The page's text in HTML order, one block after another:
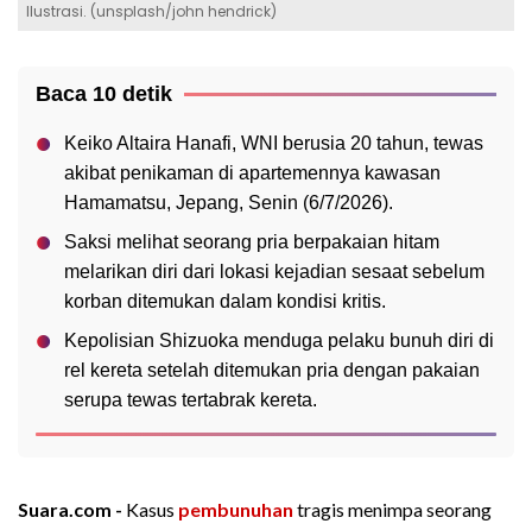
Ilustrasi. (unsplash/john hendrick)
Baca 10 detik
Keiko Altaira Hanafi, WNI berusia 20 tahun, tewas
akibat penikaman di apartemennya kawasan
Hamamatsu, Jepang, Senin (6/7/2026).
Saksi melihat seorang pria berpakaian hitam
melarikan diri dari lokasi kejadian sesaat sebelum
korban ditemukan dalam kondisi kritis.
Kepolisian Shizuoka menduga pelaku bunuh diri di
rel kereta setelah ditemukan pria dengan pakaian
serupa tewas tertabrak kereta.
Suara.com - Kasus pembunuhan tragis menimpa seorang